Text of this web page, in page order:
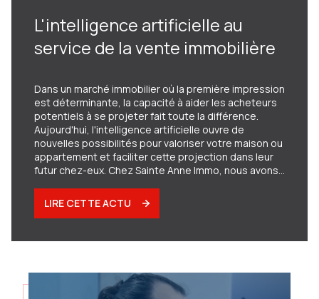
L'intelligence artificielle au
service de la vente immobilière
Dans un marché immobilier où la première impression
est déterminante, la capacité à aider les acheteurs
potentiels à se projeter fait toute la différence.
Aujourd'hui, l'intelligence artificielle ouvre de
nouvelles possibilités pour valoriser votre maison ou
appartement et faciliter cette projection dans leur
futur chez-eux. Chez Sainte Anne Immo, nous avons
dans notre stratégie de vente, non pas pour
remplacer la réalité, mais pour révéler le potentiel de
créative au service de votre projet de vente permet
LIRE CETTE ACTU